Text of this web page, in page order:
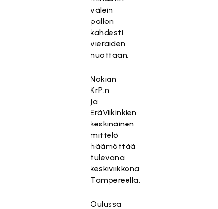
välein
pallon
kahdesti
vieraiden
nuottaan.
Nokian
KrP:n
ja
EräViikinkien
keskinäinen
mittelö
häämöttää
tulevana
keskiviikkona
Tampereella.
Oulussa